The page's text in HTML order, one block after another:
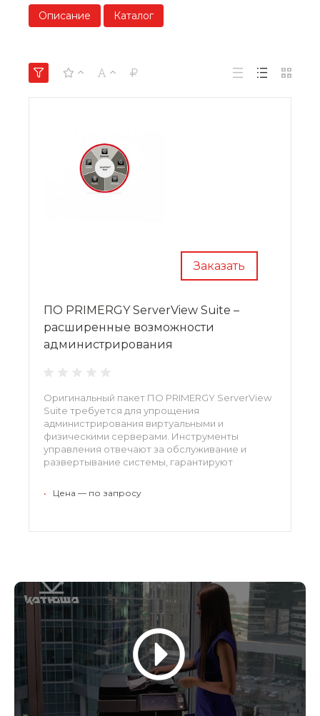
Описание Каталог
Заказать
ПО PRIMERGY ServerView Suite –
расширенные возможности
администрирования
Оригинальный пакет ПО PRIMERGY ServerView
Suite требуется для упрощения
администрирования виртуальными и
физическими серверами. Инструменты
управления отвечают за обслуживание и
развертывание системы, гарантируют
интеграцию оборудования в существующие
• Цена — по запросу